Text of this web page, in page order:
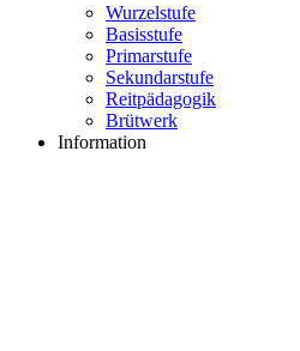
Wurzelstufe
Basisstufe
Primarstufe
Sekundarstufe
Reitpädagogik
Brütwerk
Information